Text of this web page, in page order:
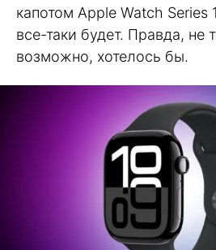
капотом Apple Watch Series
все-таки будет. Правда, не
возможно, хотелось бы.